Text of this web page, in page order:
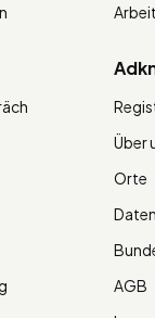
Über
Orte
AGB